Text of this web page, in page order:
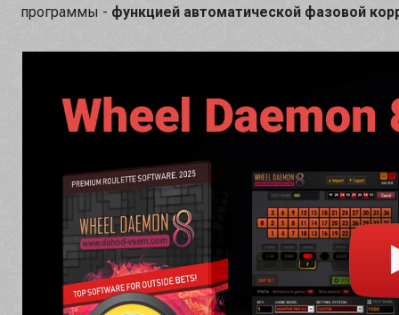
программы - функцией автоматической фазовой